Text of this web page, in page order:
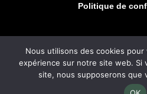
Politique de
2026 | Tous droits réservés |
Nous utilisons des cookies pour
expérience sur notre site web. Si
site, nous supposerons que